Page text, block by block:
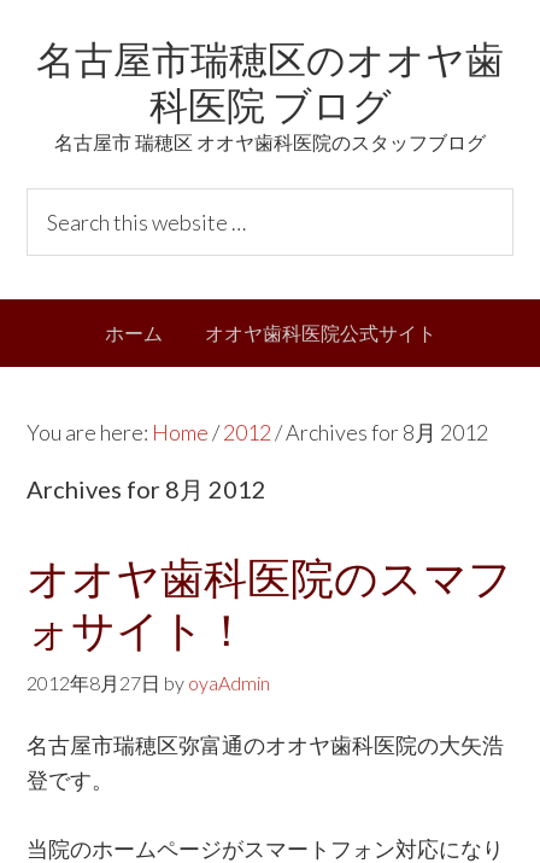
links
primary
content
primary
名古屋市瑞穂区のオオヤ歯
科医院 ブログ
名古屋市 瑞穂区 オオヤ歯科医院のスタッフブログ
Header
Right
i
e
b
i
t
e
navigation
ホーム オオヤ歯科医院公式サイト
You are here: Home/2012/Archives for 8月 2012
Archives for 8月 2012
オオヤ歯科医院のスマフ
ォサイト！
2012年8月27日 by oyaAdmin
名古屋市瑞穂区弥富通のオオヤ歯科医院の大矢浩
登です。
当院のホームページがスマートフォン対応になり